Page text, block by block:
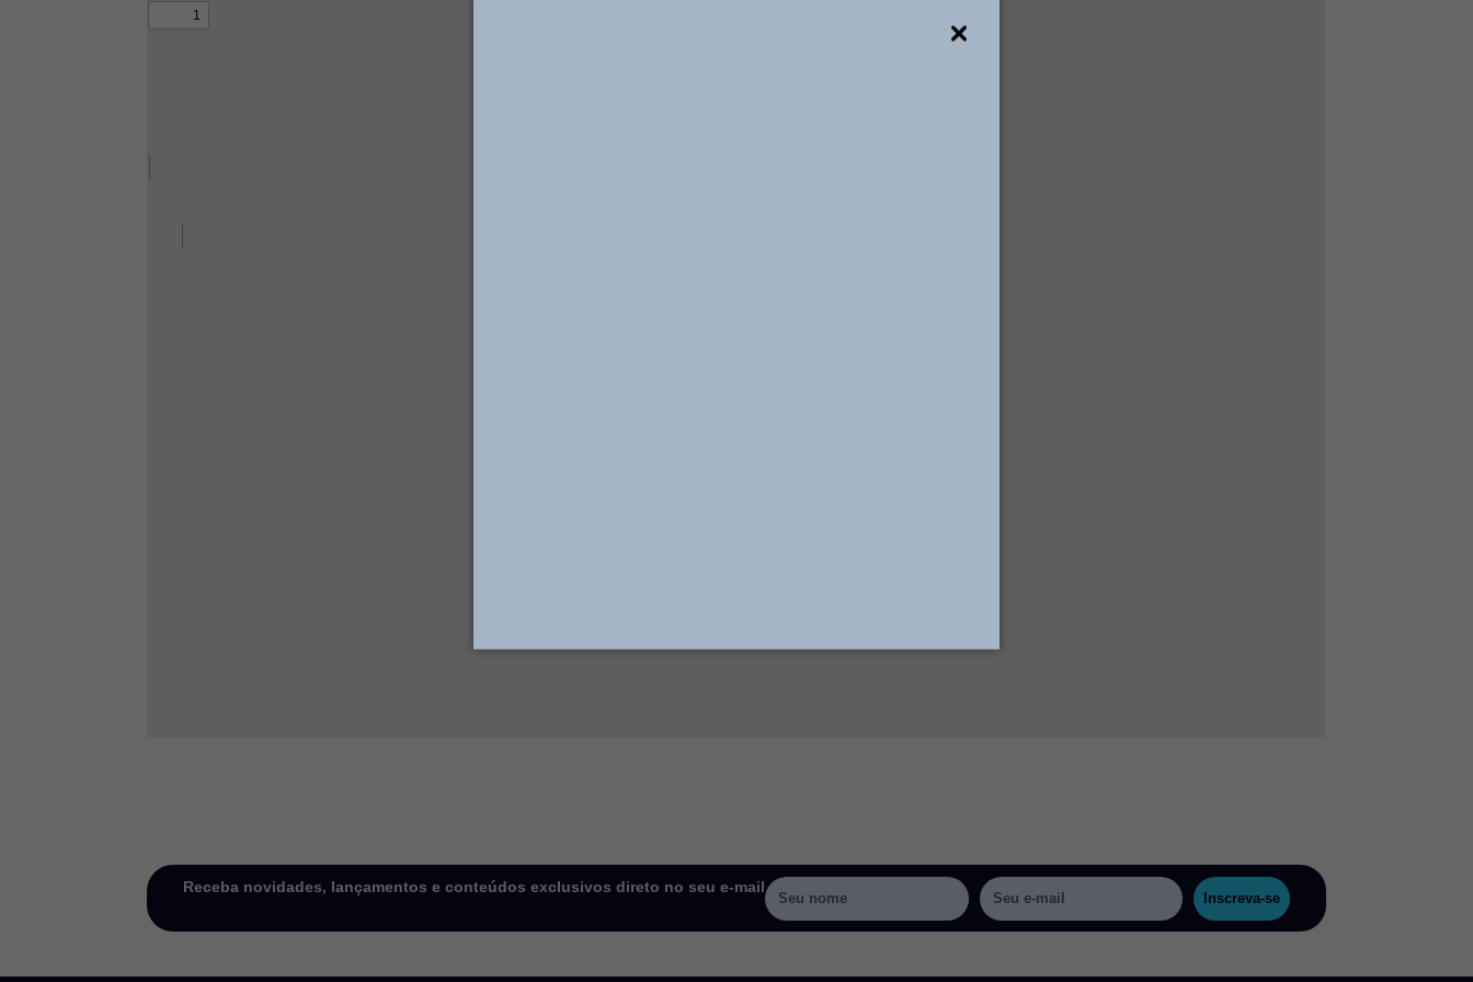
Receba novidades, lançamentos e conteúdos exclusivos direto no seu e-mail
Inscreva-se